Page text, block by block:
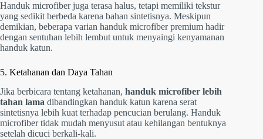
Handuk microfiber juga terasa halus, tetapi memiliki tekstur
yang sedikit berbeda karena bahan sintetisnya. Meskipun
demikian, beberapa varian handuk microfiber premium hadir
dengan sentuhan lebih lembut untuk menyaingi kenyamanan
handuk katun.
5. Ketahanan dan Daya Tahan
Jika berbicara tentang ketahanan, handuk microfiber lebih
tahan lama dibandingkan handuk katun karena serat
sintetisnya lebih kuat terhadap pencucian berulang. Handuk
microfiber tidak mudah menyusut atau kehilangan bentuknya
setelah dicuci berkali-kali.